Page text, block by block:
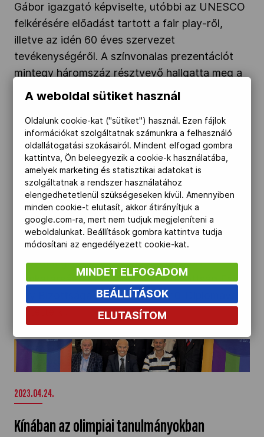
Gábor igazgató képviselte, utóbbi az UNESCO
felkérésére előadást tartott a fair play-ről,
illetve az idén 60 éves szervezet
tevékenységéről. A színvonalas prezentációt
mintegy háromszáz résztvevő hallgatta meg a
helyszínen.
Elhunyt a Fair Play-díjas Droppa Erika" />
2023.06.13.
Elhunyt a Fair Play-díjas Droppa Erika
Június 12-án elhunyt Droppa Erika sportvezető,
versenybíró, a magyar teniszsport egyik
meghatározó alakja – tudatta a Magyar Tenisz
Szövetség. A hazai szövetség egykori
munkatársát a Magyar Olimpiai Bizottság Fair
Play Bizottsága 2020-ban Életmű-Diplomával
Kínában az olimpiai tanulmányokban
hangsúlyosabb szerepet kap a Fair Play" />
2023.04.24.
Kínában az olimpiai tanulmányokban
A weboldal sütiket használ
Oldalunk cookie-kat ("sütiket") használ. Ezen fájlok
információkat szolgáltatnak számunkra a felhasználó
oldallátogatási szokásairól. Mindent elfogad gombra
kattintva, Ön beleegyezik a cookie-k használatába,
amelyek marketing és statisztikai adatokat is
szolgáltatnak a rendszer használatához
elengedhetetlenül szükségeseken kívül. Amennyiben
minden cookie-t elutasít, akkor átirányítjuk a
google.com-ra, mert nem tudjuk megjeleníteni a
weboldalunkat. Beállítások gombra kattintva tudja
módosítani az engedélyezett cookie-kat.
MINDET ELFOGADOM
BEÁLLÍTÁSOK
ELUTASÍTOM